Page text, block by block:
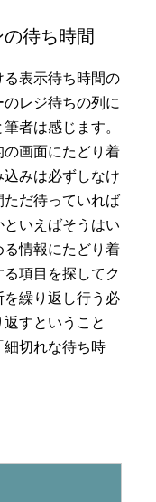
待ち時間
表示待ち時間の
レジ待ちの列に
者は感じます。
の画面にたどり着
みは必ずしなけ
だ待っていれば
いえばそうはい
る情報にたどり着
項目を探してク
を繰り返し行う必
すということ
細切れな待ち時